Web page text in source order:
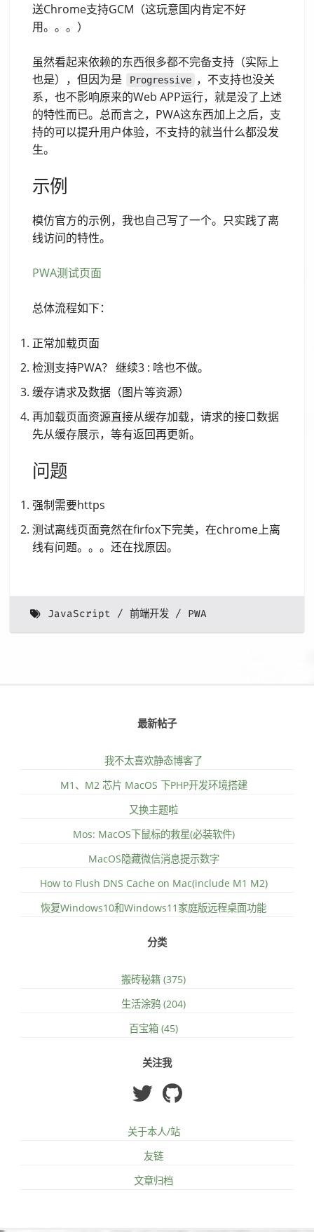
送Chrome支持GCM（这玩意国内肯定不好
用。。。）
虽然看起来依赖的东西很多都不完备支持（实际上
也是），但因为是
Progressive ，不支持也没关
系，也不影响原来的Web APP运行，就是没了上述
的特性而已。总而言之，PWA这东西加上之后，支
持的可以提升用户体验，不支持的就当什么都没发
生。
示例
模仿官方的示例，我也自己写了一个。只实践了离
线访问的特性。
PWA测试页面
总体流程如下：
正常加载页面
检测支持PWA？ 继续3 : 啥也不做。
缓存请求及数据（图片等资源）
再加载页面资源直接从缓存加载，请求的接口数据
先从缓存展示，等有返回再更新。
问题
强制需要https
测试离线页面竟然在firfox下完美，在chrome上离
线有问题。。。还在找原因。
JavaScript 前端开发 PWA
最新帖子
我不太喜欢静态博客了
M1、M2 芯片 MacOS 下PHP开发环境搭建
又换主题啦
Mos: MacOS下鼠标的救星(必装软件)
MacOS隐藏微信消息提示数字
How to Flush DNS Cache on Mac(include M1 M2)
恢复Windows10和Windows11家庭版远程桌面功能
分类
搬砖秘籍 (375)
生活涂鸦 (204)
百宝箱 (45)
关注我
关于本人/站
友链
文章归档